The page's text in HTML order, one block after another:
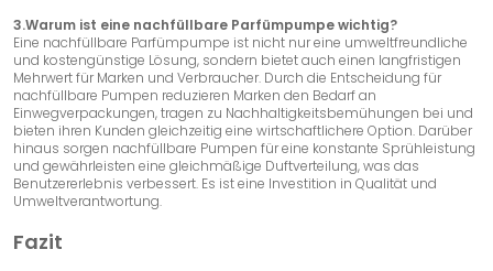
3.Warum ist eine nachfüllbare Parfümpumpe wichtig?
Eine nachfüllbare Parfümpumpe ist nicht nur eine umweltfreundliche
und kostengünstige Lösung, sondern bietet auch einen langfristigen
Mehrwert für Marken und Verbraucher. Durch die Entscheidung für
nachfüllbare Pumpen reduzieren Marken den Bedarf an
Einwegverpackungen, tragen zu Nachhaltigkeitsbemühungen bei und
bieten ihren Kunden gleichzeitig eine wirtschaftlichere Option. Darüber
hinaus sorgen nachfüllbare Pumpen für eine konstante Sprühleistung
und gewährleisten eine gleichmäßige Duftverteilung, was das
Benutzererlebnis verbessert. Es ist eine Investition in Qualität und
Umweltverantwortung.
Fazit